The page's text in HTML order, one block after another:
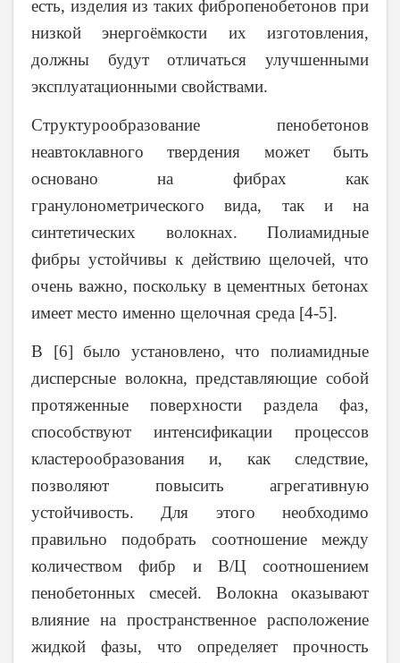
есть, изделия из таких фибропенобетонов при
низкой энергоёмкости их изготовления,
должны будут отличаться улучшенными
эксплуатационными свойствами.
Структурообразование пенобетонов
неавтоклавного твердения может быть
основано на фибрах как
гранулонометрического вида, так и на
синтетических волокнах. Полиамидные
фибры устойчивы к действию щелочей, что
очень важно, поскольку в цементных бетонах
имеет место именно щелочная среда [4-5].
В [6] было установлено, что полиамидные
дисперсные волокна, представляющие собой
протяженные поверхности раздела фаз,
способствуют интенсификации процессов
кластерообразования и, как следствие,
позволяют повысить агрегативную
устойчивость. Для этого необходимо
правильно подобрать соотношение между
количеством фибр и В/Ц соотношением
пенобетонных смесей. Волокна оказывают
влияние на пространственное расположение
жидкой фазы, что определяет прочность